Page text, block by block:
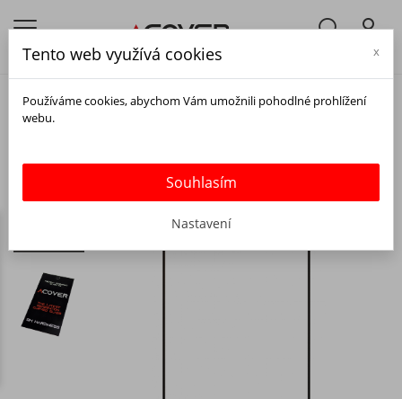
Tento web využívá cookies x
Používáme cookies, abychom Vám umožnili pohodlné prohlížení
webu.
Souhlasím
Nastavení